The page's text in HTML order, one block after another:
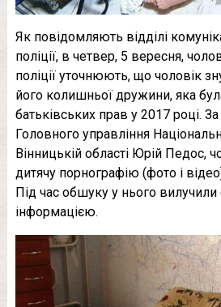
Як повідомляють відділі
поліції, в четвер, 5 вересня,
поліції уточнюють, що чоловік
його колишньої дружини, яка
батьківських прав у 2017 році.
Головного управління
Вінницькій області Юрій Педос,
дитячу порнографію (фото і
Під час обшуку у нього вилучили
інформацією.